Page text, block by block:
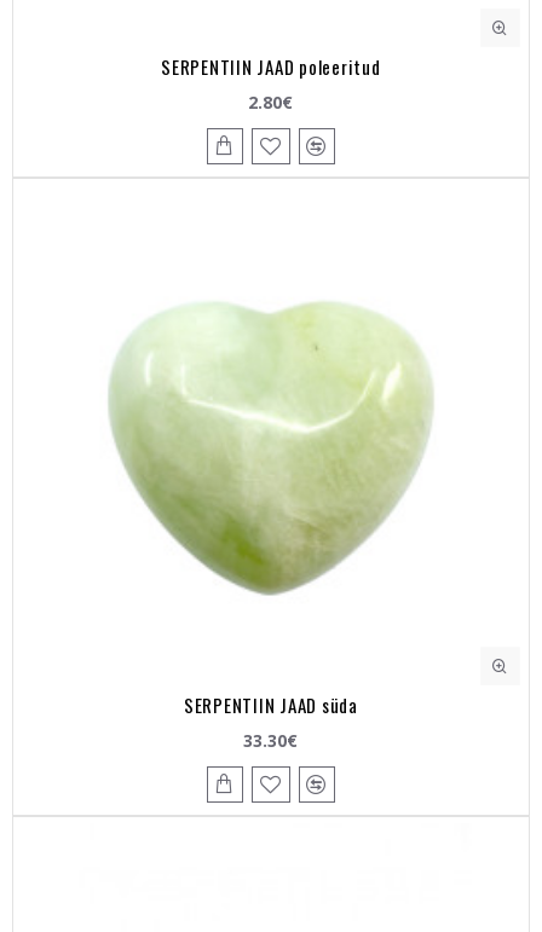
SERPENTIIN JAAD poleeritud
2.80€
SERPENTIIN JAAD süda
33.30€